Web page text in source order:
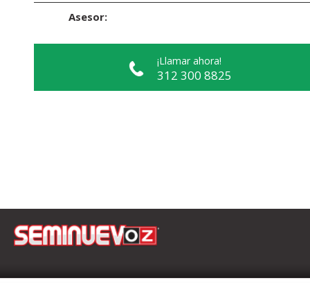
Asesor:
¡Llamar ahora!
312 300 8825